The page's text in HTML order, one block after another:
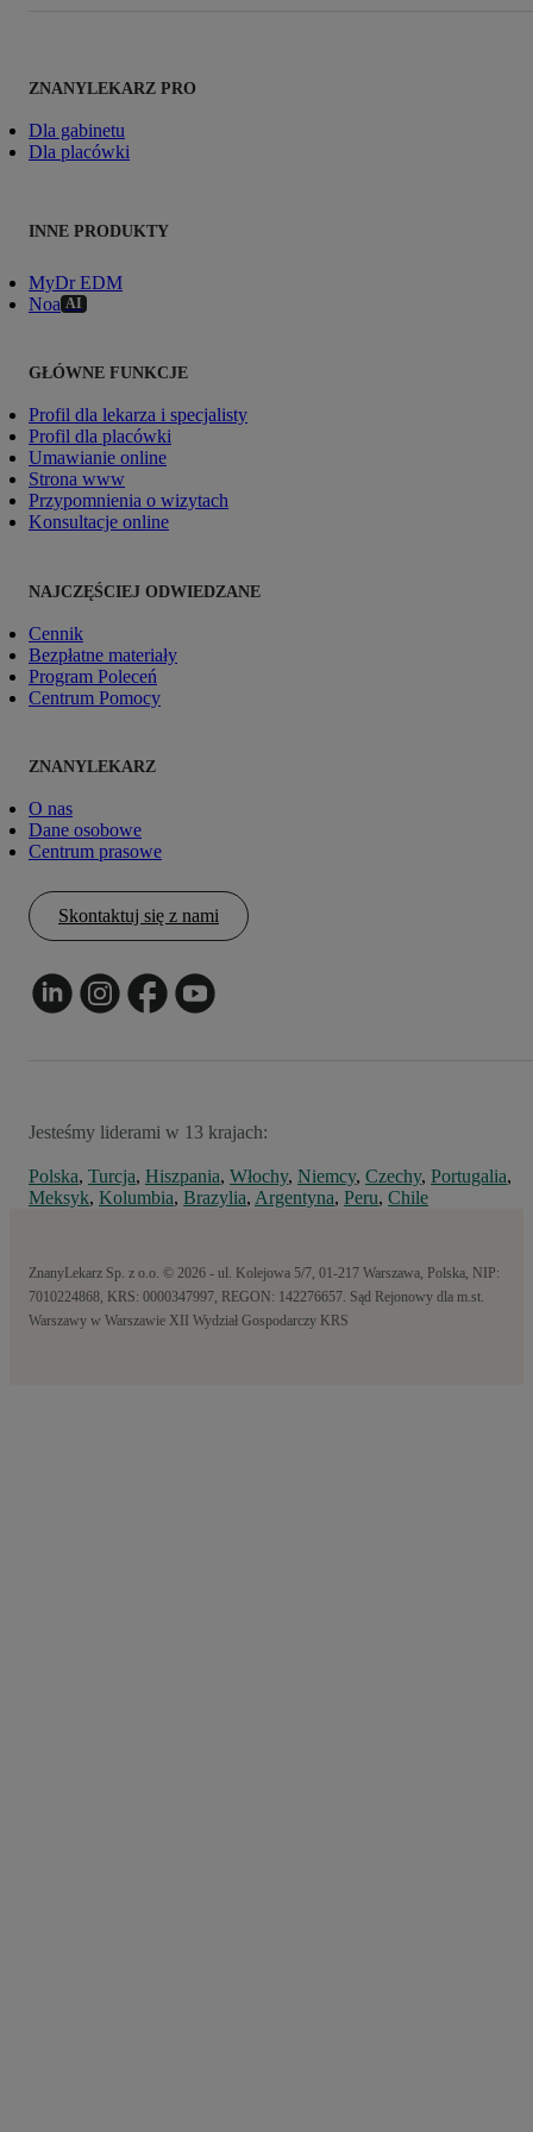
ZNANYLEKARZ PRO
Dla gabinetu
Dla placówki
INNE PRODUKTY
MyDr EDM
Noa AI
GŁÓWNE FUNKCJE
Profil dla lekarza i specjalisty
Profil dla placówki
Umawianie online
Strona www
Przypomnienia o wizytach
Konsultacje online
NAJCZĘŚCIEJ ODWIEDZANE
Cennik
Bezpłatne materiały
Program Poleceń
Centrum Pomocy
ZNANYLEKARZ
O nas
Dane osobowe
Centrum prasowe
Skontaktuj się z nami
Jesteśmy liderami w 13 krajach:
Polska, Turcja, Hiszpania, Włochy, Niemcy, Czechy, Portugalia,
Meksyk, Kolumbia, Brazylia, Argentyna, Peru, Chile
ZnanyLekarz Sp. z o.o. © 2026 - ul. Kolejowa 5/7, 01-217 Warszawa, Polska, NIP:
7010224868, KRS: 0000347997, REGON: 142276657. Sąd Rejonowy dla m.st.
Warszawy w Warszawie XII Wydział Gospodarczy KRS